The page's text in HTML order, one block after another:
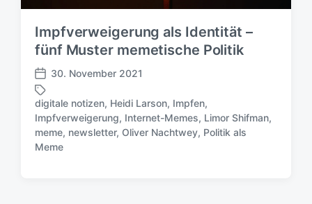
Impfverweigerung als Identität –
fünf Muster memetische Politik
V
e
r
ö
f
f
30. November 2021
c
digitale notizen, Heidi Larson, Impfen,
Impfverweigerung, Internet-Memes, Limor Shifman,
meme, newsletter, Oliver Nachtwey, Politik als
Meme